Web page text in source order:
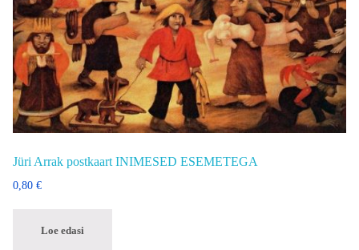
Jüri Arrak postkaart INIMESED ESEMETEGA
0,80 €
Loe edasi